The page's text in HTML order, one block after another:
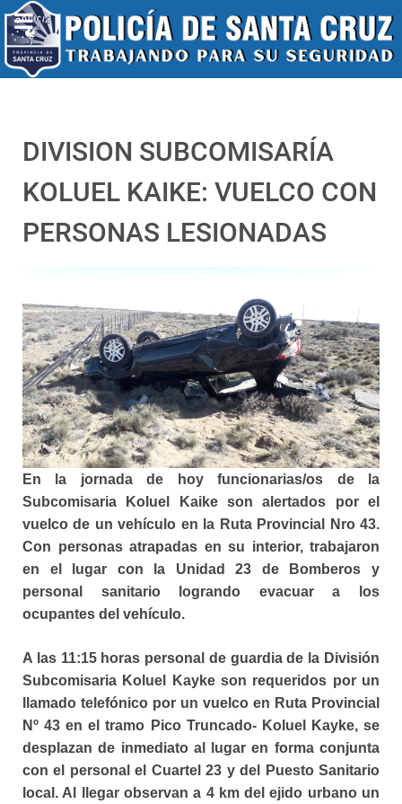
DIVISION SUBCOMISARÍA
KOLUEL KAIKE: VUELCO CON
PERSONAS LESIONADAS
En la jornada de hoy funcionarias/os de la
Subcomisaria Koluel Kaike son alertados por el
vuelco de un vehículo en la Ruta Provincial Nro 43.
Con personas atrapadas en su interior, trabajaron
en el lugar con la Unidad 23 de Bomberos y
personal sanitario logrando evacuar a los
ocupantes del vehículo.
A las 11:15 horas personal de guardia de la División
Subcomisaria Koluel Kayke son requeridos por un
llamado telefónico por un vuelco en Ruta Provincial
Nº 43 en el tramo Pico Truncado- Koluel Kayke, se
desplazan de inmediato al lugar en forma conjunta
con el personal el Cuartel 23 y del Puesto Sanitario
local. Al llegar observan a 4 km del ejido urbano un